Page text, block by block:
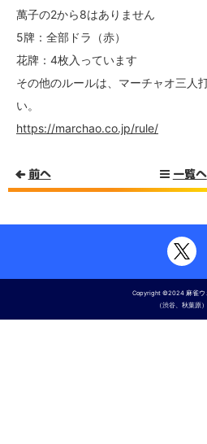
萬子の2から8はありません
5牌：全部ドラ（赤）
花牌：4枚入っています
その他のルールは、マーチャオ三人
い。
https://marchao.co.jp/rule/
前へ 一覧へ
Copyright ©2024 麻雀ウ
（渋谷、秋葉原）